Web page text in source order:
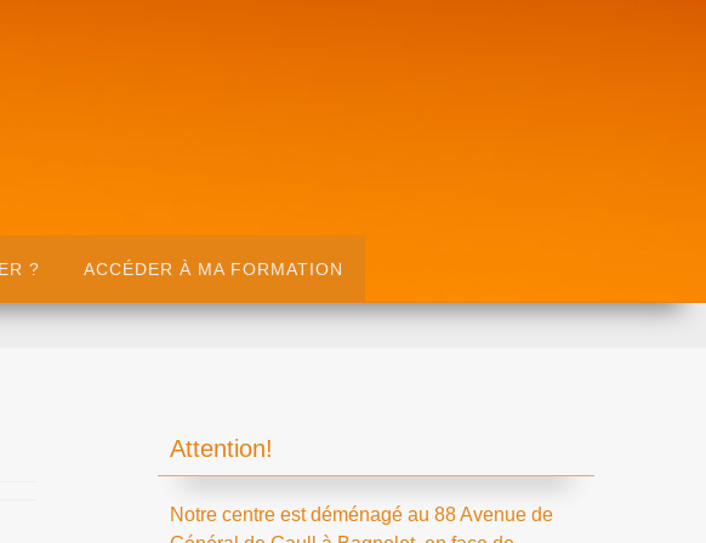
? ACCÉDER À MA FORMATION
Attention!
Notre centre est déménagé au 88 Avenue de